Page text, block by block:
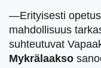
—Erityisesti
mahdollisuus
suhteutuvat
Mykrälaakso